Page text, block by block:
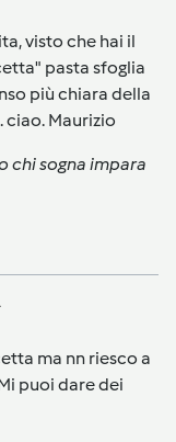
visto che hai il
pasta sfoglia
più chiara della
ciao. Maurizio
chi sogna impara
ma nn riesco a
puoi dare dei